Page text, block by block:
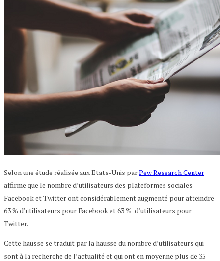
Selon une étude réalisée aux Etats-Unis parPew Research Center
affirme que le nombre d’utilisateurs des plateformes sociales
Facebook et Twitter ont considérablement augmenté pour atteindre
63 % d’utilisateurs pour Facebook et 63 % d’utilisateurs pour
Twitter.
Cette hausse se traduit par la hausse du nombre d’utilisateurs qui
sont à la recherche de l’actualité et qui ont en moyenne plus de 35